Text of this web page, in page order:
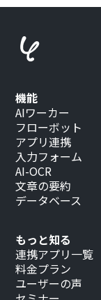
もっと知る
連携アプリ一覧
料金プラン
ユーザーの声
機能
AIワーカー
フローボット
アプリ連携
入力フォーム
AI-OCR
文章の要約
データベース